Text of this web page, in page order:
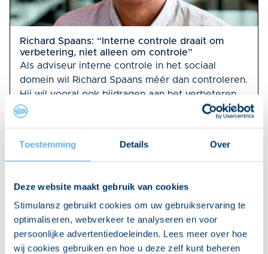
Toestemming Details Over
Deze website maakt gebruik van cookies
Stimulansz gebruikt cookies om uw gebruikservaring te
optimaliseren, webverkeer te analyseren en voor
persoonlijke advertentiedoeleinden. Lees meer over hoe
wij cookies gebruiken en hoe u deze zelf kunt beheren
Richard Spaans: “Interne controle draait om
verbetering, niet alleen om controle”
Als adviseur interne controle in het sociaal
domein wil Richard Spaans méér dan controleren.
Hij wil vooral ook bijdragen aan het verbeteren
van beleid en uitvoering, samen met zijn
Control (KiC) is voor hem onmisbaar. “Het maakt